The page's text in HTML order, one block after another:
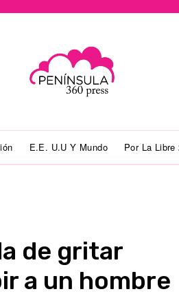
E.E. U.U Y Mundo Por La
de gritar
a un hombre